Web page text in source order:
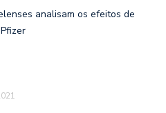
analisam os efeitos de